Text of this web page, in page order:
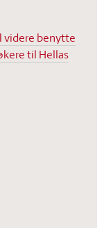
videre benytte
til Hellas